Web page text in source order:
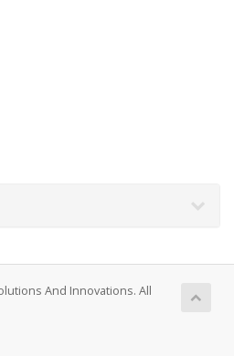
And Innovations. All